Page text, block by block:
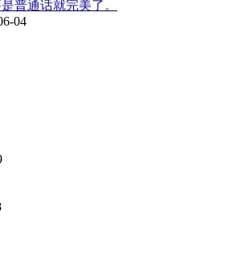
普通话就完美了。
04